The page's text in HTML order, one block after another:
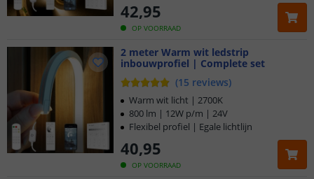
OP VOORRAAD
42,95
2 meter Warm wit ledstrip
inbouwprofiel | Complete set
(15 reviews)
OP VOORRAAD
40,95
Warm wit licht | 2700K
800 lm | 12W p/m | 24V
Flexibel profiel | Egale lichtlijn